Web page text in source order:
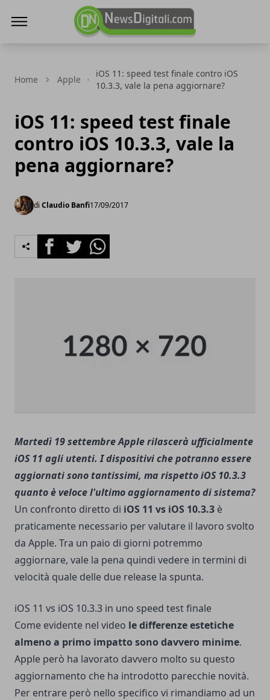
Home Apple
iOS 11: speed test finale contro iOS
10.3.3, vale la pena aggiornare?
iOS 11: speed test finale
contro iOS 10.3.3, vale la
pena aggiornare?
di Claudio Banfi17/09/2017
FacebookTwitterWhatsapp
Martedì 19 settembre Apple rilascerà ufficialmente
iOS 11 agli utenti. I dispositivi che potranno essere
aggiornati sono tantissimi, ma rispetto iOS 10.3.3
quanto è veloce l'ultimo aggiornamento di sistema?
Un confronto diretto di iOS 11 vs iOS 10.3.3 è
praticamente necessario per valutare il lavoro svolto
da Apple. Tra un paio di giorni potremmo
aggiornare, vale la pena quindi vedere in termini di
velocità quale delle due release la spunta.
iOS 11 vs iOS 10.3.3 in uno speed test finale
Come evidente nel video le differenze estetiche
almeno a primo impatto sono davvero minime.
Apple però ha lavorato davvero molto su questo
aggiornamento che ha introdotto parecchie novità.
Per entrare però nello specifico vi rimandiamo ad un